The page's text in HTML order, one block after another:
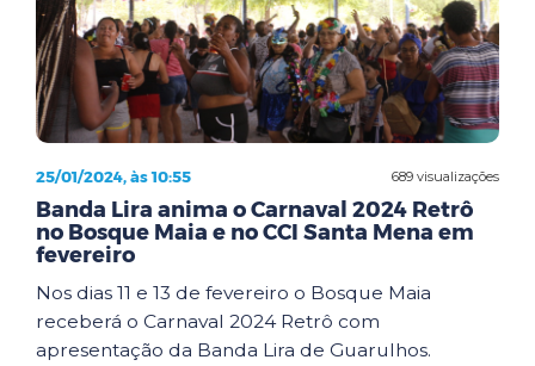
689 visualizações
25/01/2024, às 10:55
Banda Lira anima o Carnaval 2024 Retrô
no Bosque Maia e no CCI Santa Mena em
fevereiro
Nos dias 11 e 13 de fevereiro o Bosque Maia
receberá o Carnaval 2024 Retrô com
apresentação da Banda Lira de Guarulhos.